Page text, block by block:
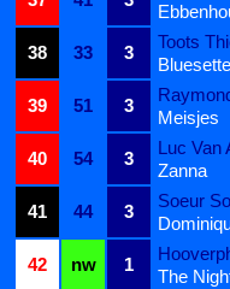
38
33 3
Toots
Bluesette
39
51 3
Meisjes
40
54 3
Luc Van
Zanna
41
44 3
Soeur
42
nw 1
The